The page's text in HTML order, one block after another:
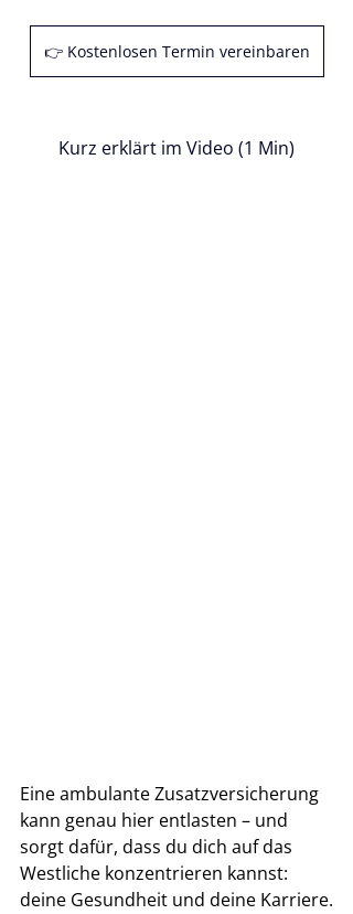
👉 Kostenlosen Termin vereinbaren
Kurz erklärt im Video (1 Min)
Eine ambulante Zusatzversicherung
kann genau hier entlasten – und
sorgt dafür, dass du dich auf das
Westliche konzentrieren kannst:
deine Gesundheit und deine Karriere.